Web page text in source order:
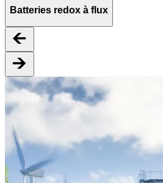
Batteries redox à flux